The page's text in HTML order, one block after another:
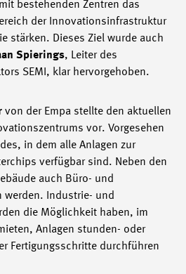
bestehenden Zentren das
der Innovationsinfrastruktur
stärken. Dieses Ziel wurde auch
Spierings, Leiter des
SEMI, klar hervorgehoben.
von der Empa stellte den aktuellen
vor. Vorgesehen
in dem alle Anlagen zur
verfügbar sind. Neben den
auch Büro- und
werden. Industrie- und
die Möglichkeit haben, im
Anlagen stunden- oder
Fertigungsschritte durchführen